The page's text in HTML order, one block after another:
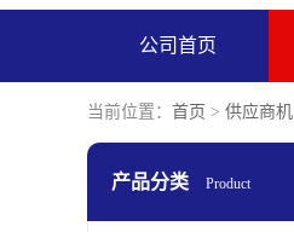
公司首页
当前位置： 首页 > 供应商机
产品分类 Product